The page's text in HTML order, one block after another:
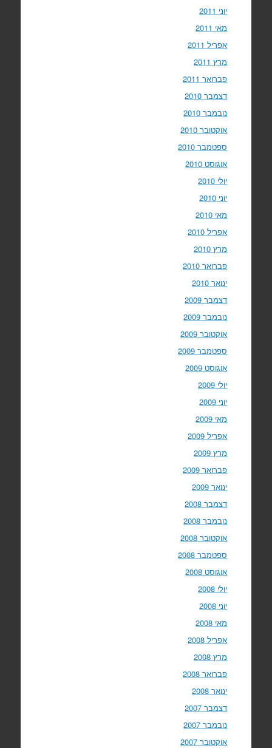
יוני 2011
מאי 2011
אפריל 2011
מרץ 2011
פברואר 2011
דצמבר 2010
נובמבר 2010
אוקטובר 2010
ספטמבר 2010
אוגוסט 2010
יולי 2010
יוני 2010
מאי 2010
אפריל 2010
מרץ 2010
פברואר 2010
ינואר 2010
דצמבר 2009
נובמבר 2009
אוקטובר 2009
ספטמבר 2009
אוגוסט 2009
יולי 2009
יוני 2009
מאי 2009
אפריל 2009
מרץ 2009
פברואר 2009
ינואר 2009
דצמבר 2008
נובמבר 2008
אוקטובר 2008
ספטמבר 2008
אוגוסט 2008
יולי 2008
יוני 2008
מאי 2008
אפריל 2008
מרץ 2008
פברואר 2008
ינואר 2008
דצמבר 2007
נובמבר 2007
אוקטובר 2007